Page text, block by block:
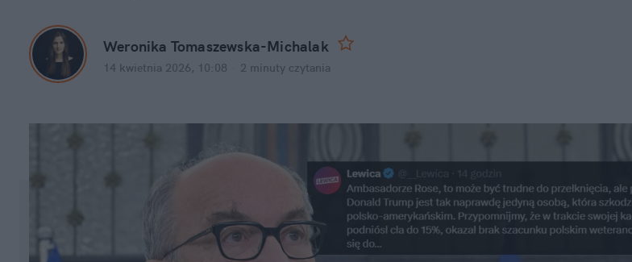
Weronika Tomaszewska-Michalak
14 kwietnia 2026, 10:08 2 minuty czytania